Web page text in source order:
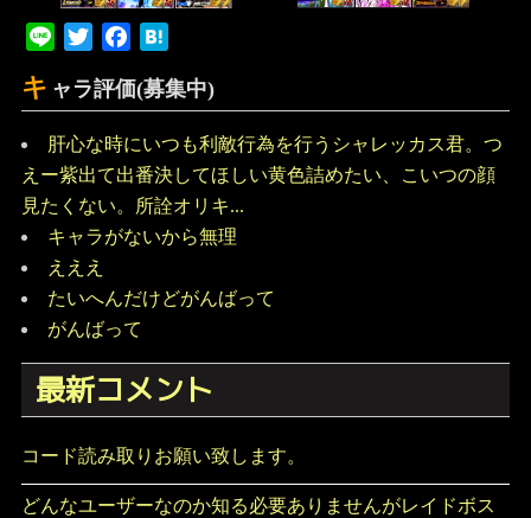
Line Twitter Facebook
キ ャラ評価(募集中)
肝心な時にいつも利敵行為を行うシャレッカス君。つ
えー紫出て出番決してほしい黄色詰めたい、こいつの顔
見たくない。所詮オリキ...
キャラがないから無理
えええ
たいへんだけどがんばって
がんばって
最新コメント
コード読み取りお願い致します。
どんなユーザーなのか知る必要ありませんがレイドボス